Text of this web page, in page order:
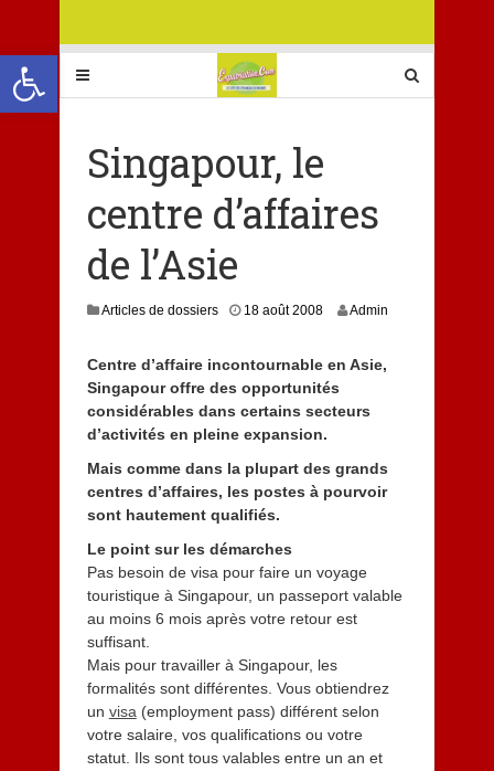
Ouvrir la barre d’outils
Singapour, le
centre d’affaires
de l’Asie
Articles de dossiers 18 août 2008 Admin
Centre d’affaire incontournable en Asie,
Singapour offre des opportunités
considérables dans certains secteurs
d’activités en pleine expansion.
Mais comme dans la plupart des grands
centres d’affaires, les postes à pourvoir
sont hautement qualifiés.
Le point sur les démarches
Pas besoin de visa pour faire un voyage
touristique à Singapour, un passeport valable
au moins 6 mois après votre retour est
suffisant.
Mais pour travailler à Singapour, les
formalités sont différentes. Vous obtiendrez
un visa (employment pass) différent selon
votre salaire, vos qualifications ou votre
statut. Ils sont tous valables entre un an et